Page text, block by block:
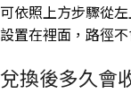
可依照上方步驟從
設置在裡面，路徑
兌換後多久會